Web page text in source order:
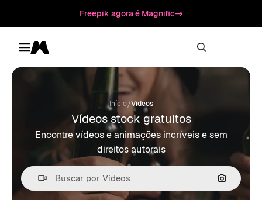
Freepik agora é Magnific
Toggle menu
Magnific
Início/Vídeos
Vídeos stock gratuitos
Encontre vídeos e animações incríveis e sem
direitos autorais